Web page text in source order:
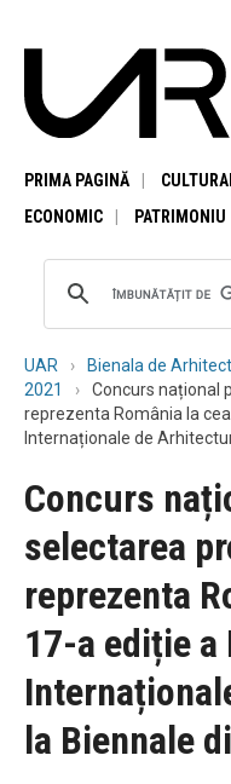
PRIMA PAGINĂ
ECONOMIC
PATRIMONIU
UAR Bienala de
2021
Concurs național
reprezenta România la
Internaționale de
Concurs
selectarea
reprezenta
17-a ediție a
la Biennale